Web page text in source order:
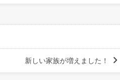
新しい家族が増えました！